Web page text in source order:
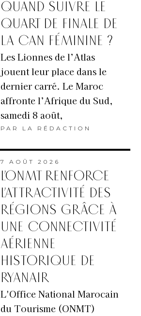
QUAND SUIVRE LE
QUART DE FINALE DE
LA CAN FÉMININE ?
Les Lionnes de l’Atlas
jouent leur place dans le
dernier carré. Le Maroc
affronte l’Afrique du Sud,
samedi 8 août,
PAR LA RÉDACTION
7 AOÛT 2026
L’ONMT RENFORCE
L’ATTRACTIVITÉ DES
RÉGIONS GRÂCE À
UNE CONNECTIVITÉ
AÉRIENNE
HISTORIQUE DE
RYANAIR
L'Office National Marocain
du Tourisme (ONMT)